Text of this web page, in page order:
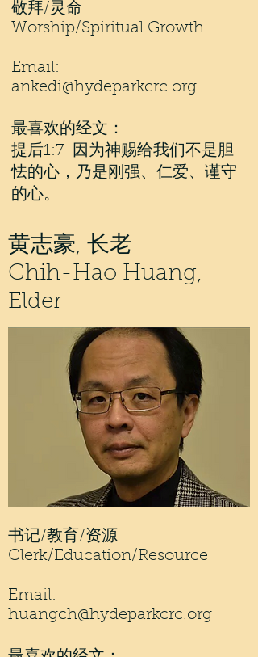
敬拜/灵命
Worship/Spiritual Growth
Email:
ankedi@hydeparkcrc.org
最喜欢的经文：
提后1:7 因为神赐给我们不是胆
怯的心，乃是刚强、仁爱、谨守
的心。
黄志豪, 长老
Chih-Hao Huang,
Elder
书记/教育/资源
Clerk/Education/Resource
Email:
huangch@hydeparkcrc.org